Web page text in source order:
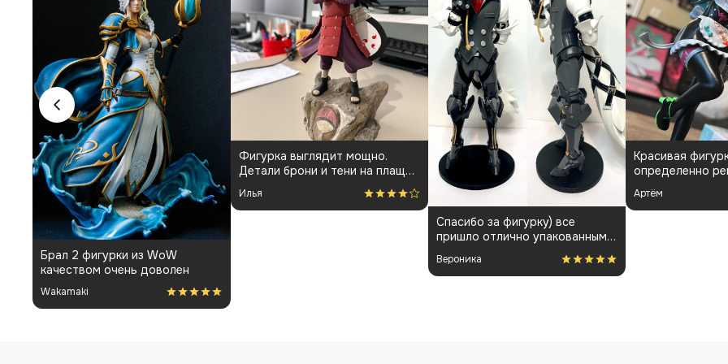
Фигурка выглядит мощно.
Детали брони и тени на плаще
проработаны аккуратно.
Пришла быстро и без
повреждений. Немного
шатались некоторые части, но
поправил теперь стоит как
влитая. В целом доволен
Илья
Красивая фигурка,
определенно рекомендую👍🏻
Артём
Заказывал
понравилось,
менеджарами
покраса
Nomad